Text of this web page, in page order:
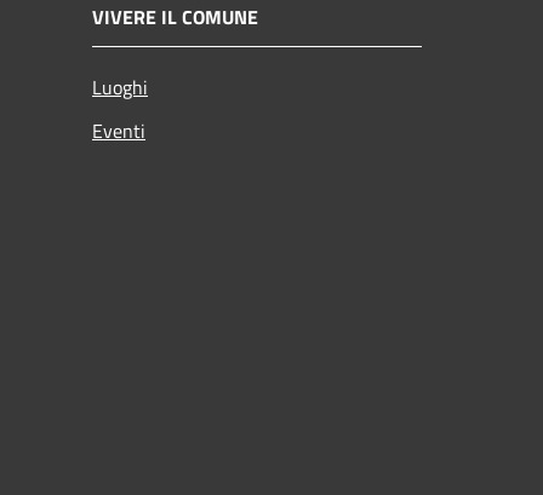
VIVERE IL COMUNE
Luoghi
Eventi